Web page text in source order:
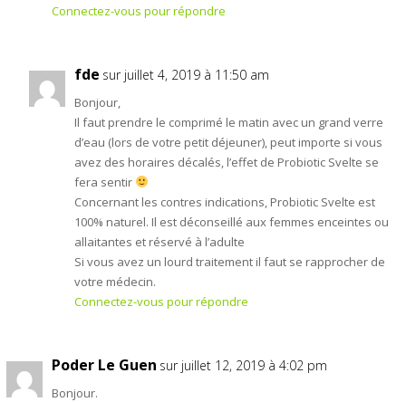
Connectez-vous pour répondre
fde sur juillet 4, 2019 à 11:50 am
Bonjour,
Il faut prendre le comprimé le matin avec un grand verre
d’eau (lors de votre petit déjeuner), peut importe si vous
avez des horaires décalés, l’effet de Probiotic Svelte se
fera sentir
Concernant les contres indications, Probiotic Svelte est
100% naturel. Il est déconseillé aux femmes enceintes ou
allaitantes et réservé à l’adulte
Si vous avez un lourd traitement il faut se rapprocher de
votre médecin.
Connectez-vous pour répondre
Poder Le Guen sur juillet 12, 2019 à 4:02 pm
Bonjour.